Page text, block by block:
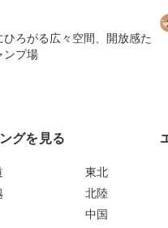
ひろがる広々空間、開放感た
ンプ場
グを見る
東北
北陸
中国